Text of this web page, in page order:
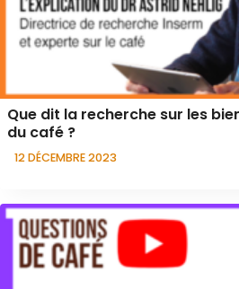
Que dit la recherche sur les
du café ?
12 DÉCEMBRE 2023